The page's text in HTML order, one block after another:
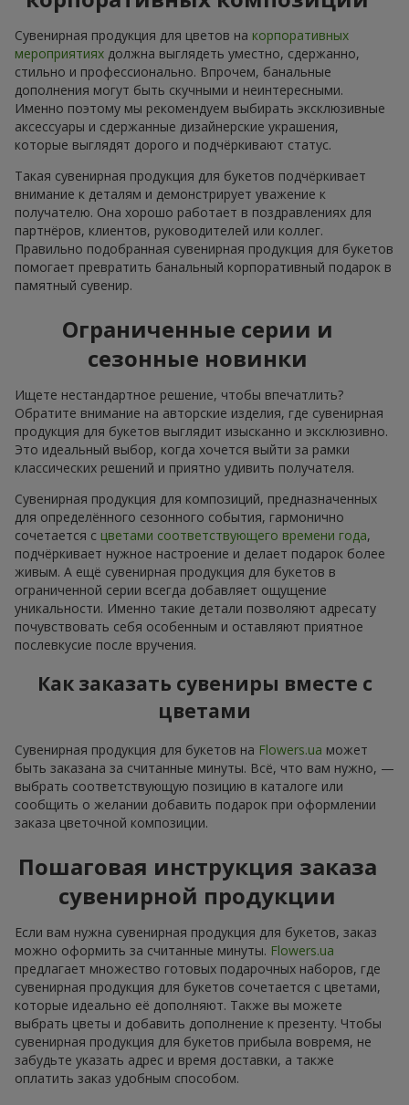
Сувенирная продукция для цветов на корпоративных
мероприятиях должна выглядеть уместно, сдержанно,
стильно и профессионально. Впрочем, банальные
дополнения могут быть скучными и неинтересными.
Именно поэтому мы рекомендуем выбирать эксклюзивные
аксессуары и сдержанные дизайнерские украшения,
которые выглядят дорого и подчёркивают статус.
Такая сувенирная продукция для букетов подчёркивает
внимание к деталям и демонстрирует уважение к
получателю. Она хорошо работает в поздравлениях для
партнёров, клиентов, руководителей или коллег.
Правильно подобранная сувенирная продукция для букетов
помогает превратить банальный корпоративный подарок в
памятный сувенир.
Ограниченные серии и
сезонные новинки
Ищете нестандартное решение, чтобы впечатлить?
Обратите внимание на авторские изделия, где сувенирная
продукция для букетов выглядит изысканно и эксклюзивно.
Это идеальный выбор, когда хочется выйти за рамки
классических решений и приятно удивить получателя.
Сувенирная продукция для композиций, предназначенных
для определённого сезонного события, гармонично
сочетается с цветами соответствующего времени года,
подчёркивает нужное настроение и делает подарок более
живым. А ещё сувенирная продукция для букетов в
ограниченной серии всегда добавляет ощущение
уникальности. Именно такие детали позволяют адресату
почувствовать себя особенным и оставляют приятное
послевкусие после вручения.
Как заказать сувениры вместе с
цветами
Сувенирная продукция для букетов на Flowers.ua может
быть заказана за считанные минуты. Всё, что вам нужно, —
выбрать соответствующую позицию в каталоге или
сообщить о желании добавить подарок при оформлении
заказа цветочной композиции.
Пошаговая инструкция заказа
сувенирной продукции
Если вам нужна сувенирная продукция для букетов, заказ
можно оформить за считанные минуты. Flowers.ua
предлагает множество готовых подарочных наборов, где
сувенирная продукция для букетов сочетается с цветами,
которые идеально её дополняют. Также вы можете
выбрать цветы и добавить дополнение к презенту. Чтобы
сувенирная продукция для букетов прибыла вовремя, не
забудьте указать адрес и время доставки, а также
оплатить заказ удобным способом.